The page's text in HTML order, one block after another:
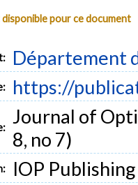
pour ce document
Département
https://
Journal of
8, no 7)
IOP Publishing